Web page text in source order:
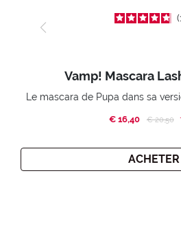
Vamp! Mascara
€ 16,40 Price
€ 20,50to
ACHETER